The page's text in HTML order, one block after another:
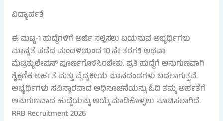
ವಿದ್ಯಾರ್ಹತೆ
ಈ ಮಟ್ಟ-1 ಹುದ್ದೆಗಳಿಗೆ ಅರ್ಜಿ ಸಲ್ಲಿಸಲು ಬಯಸುವ ಅಭ್ಯರ್ಥಿಗಳು
ಮಾನ್ಯತೆ ಪಡೆದ ಮಂಡಳಿಯಿಂದ 10 ನೇ ತರಗತಿ ಅಥವಾ
ಮೆಟ್ರಿಕ್ಯುಲೇಷನ್ ಪೂರ್ಣಗೊಳಿಸಿರಬೇಕು. ಪ್ರತಿ ಹುದ್ದೆಗೆ ಅನುಗುಣವಾಗಿ
ಶೈಕ್ಷಣಿಕ ಅರ್ಹತೆ ಮತ್ತು ವೈದ್ಯಕೀಯ ಮಾನದಂಡಗಳು ಬದಲಾಗುತ್ತವೆ.
ಅಭ್ಯರ್ಥಿಗಳು ಸವಿಸ್ತಾರವಾದ ಅಧಿಸೂಚನೆಯನ್ನು ಓದಿ ತಮ್ಮ ಅರ್ಹತೆಗೆ
ಅನುಗುಣವಾದ ಹುದ್ದೆಯನ್ನು ಆಯ್ಕೆ ಮಾಡಿಕೊಳ್ಳಲು ಸೂಚಿಸಲಾಗಿದೆ.
RRB Recruitment 2026